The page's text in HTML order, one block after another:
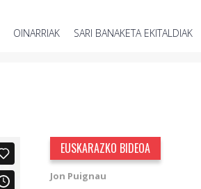
OINARRIAK SARI BANAKETA EKITALDIAK
EUSKARAZKO BIDEOA
Jon Puignau